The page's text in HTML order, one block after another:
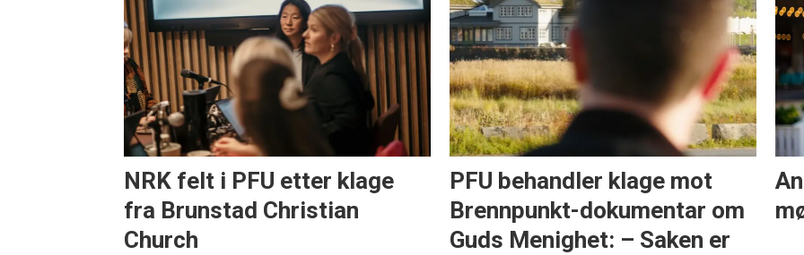
NRK felt i PFU etter klage
fra Brunstad Christian
Church
PFU behandler klage mot
Brennpunkt-dokumentar om
Guds Menighet: – Saken er